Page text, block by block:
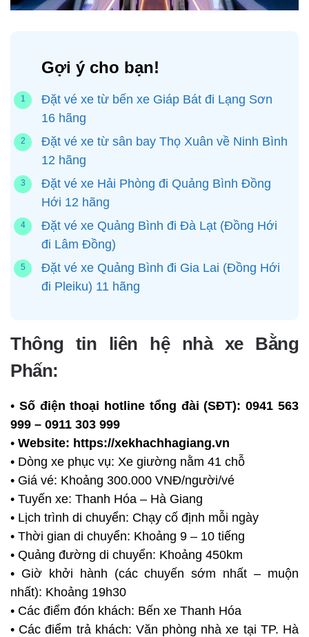
Gợi ý cho bạn!
Đặt vé xe từ bến xe Giáp Bát đi Lạng Sơn
16 hãng
Đặt vé xe từ sân bay Thọ Xuân về Ninh Bình
12 hãng
Đặt vé xe Hải Phòng đi Quảng Bình Đồng
Hới 12 hãng
Đặt vé xe Quảng Bình đi Đà Lạt (Đồng Hới
đi Lâm Đồng)
Đặt vé xe Quảng Bình đi Gia Lai (Đồng Hới
đi Pleiku) 11 hãng
Thông tin liên hệ nhà xe Bằng
Phấn:
• Số điện thoại hotline tổng đài (SĐT): 0941 563
999 – 0911 303 999
• Website: https://xekhachhagiang.vn
• Dòng xe phục vụ: Xe giường nằm 41 chỗ
• Giá vé: Khoảng 300.000 VNĐ/người/vé
• Tuyến xe: Thanh Hóa – Hà Giang
• Lịch trình di chuyển: Chạy cố định mỗi ngày
• Thời gian di chuyển: Khoảng 9 – 10 tiếng
• Quảng đường di chuyển: Khoảng 450km
• Giờ khởi hành (các chuyến sớm nhất – muộn
nhất): Khoảng 19h30
• Các điểm đón khách: Bến xe Thanh Hóa
• Các điểm trả khách: Văn phòng nhà xe tại TP. Hà